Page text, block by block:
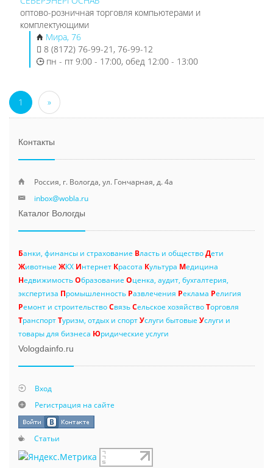
оптово-розничная торговля компьютерами и
комплектующими
Мира, 76
8 (8172) 76-99-21, 76-99-12
пн - пт 9:00 - 17:00, обед 12:00 - 13:00
1 »
Контакты
Россия, г. Вологда, ул. Гончарная, д. 4а
inbox@wobla.ru
Каталог Вологды
Банки, финансы и страхование Власть и обществоДети
Животные ЖКХ Интернет Красота Культура Медицина
НедвижимостьОбразование Оценка, аудит, бухгалтерия,
экспертиза Промышленность Развлечения Реклама Религия
Ремонт и строительствоСвязьСельское хозяйствоТорговля
ТранспортТуризм, отдых и спортУслуги бытовые Услуги и
товары для бизнеса Юридические услуги
Vologdainfo.ru
Вход
Регистрация на сайте
Статьи